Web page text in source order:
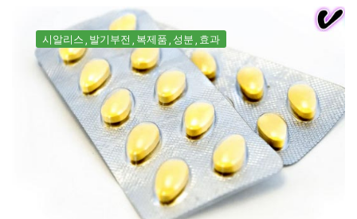
시알리스 발기부전 복제품 성분 효과